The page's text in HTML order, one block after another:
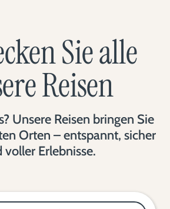
Sie alle
Reisen
Unsere Reisen bringen Sie
Orten – entspannt, sicher
voller Erlebnisse.